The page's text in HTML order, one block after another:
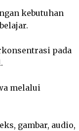
kebutuhan
pada
melalui
gambar, audio,